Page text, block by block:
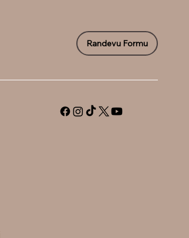
Randevu Formu